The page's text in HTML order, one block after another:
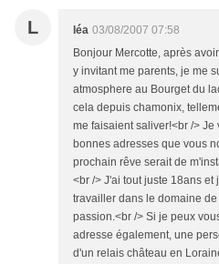
L léa 03/08/2007 07:58
Bonjour Mercotte, après
y invitant me parents, je me
atmosphere au Bourget du
cela depuis chamonix,
me faisaient saliver!<br />
bonnes adresses que vous
prochain rêve serait de
<br /> J'ai tout juste 18ans
travailler dans le domaine
passion.<br /> Si je peux
adresse également, une
d'un relais château en